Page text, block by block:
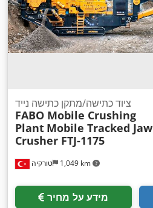
טורקיה 1,049 km
ציוד כתישה/מתקן כתישה נייד
FABO Mobile Crushing
Plant Mobile Tracked Jaw
Crusher FTJ-1175
מידע על מחיר